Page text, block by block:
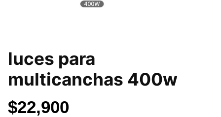
luces para
multicanchas 400w
$22,900